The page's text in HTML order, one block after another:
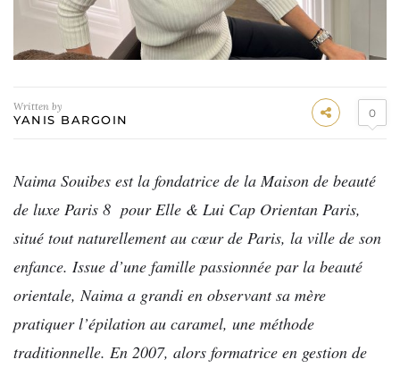
Written by
YANIS BARGOIN 0
Naima Souibes est la fondatrice de la Maison de beauté
de luxe Paris 8 pour Elle & Lui Cap Orientan Paris,
situé tout naturellement au cœur de Paris, la ville de son
enfance. Issue d’une famille passionnée par la beauté
orientale, Naima a grandi en observant sa mère
pratiquer l’épilation au caramel, une méthode
traditionnelle. En 2007, alors formatrice en gestion de